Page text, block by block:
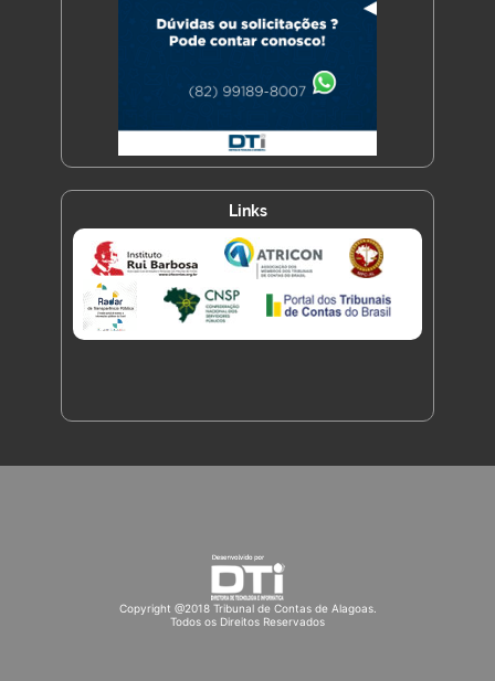
Links
Copyright @2018 Tribunal de Contas de Alagoas.
Todos os Direitos Reservados